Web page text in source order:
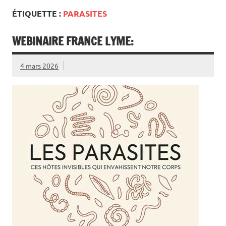
ÉTIQUETTE : PARASITES
WEBINAIRE FRANCE LYME:
4 mars 2026